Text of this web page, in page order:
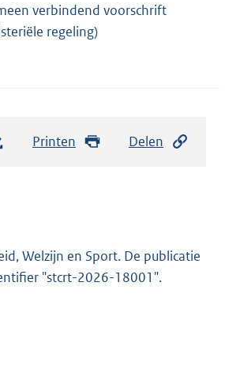
verbindend voorschrift
regeling)
Printen Delen
Welzijn en Sport. De publicatie
"stcrt-2026-18001".